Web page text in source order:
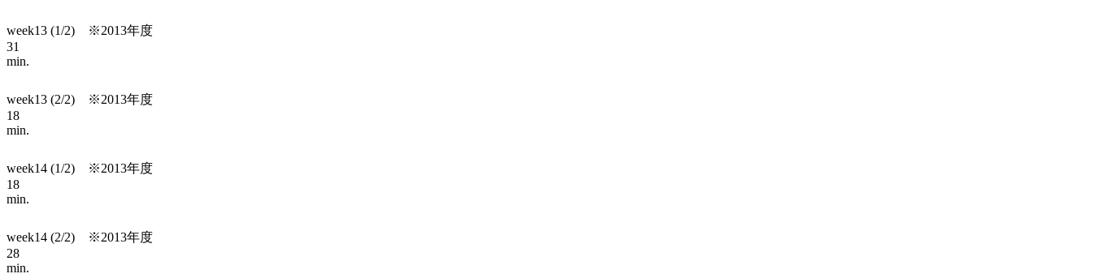
week13 (1/2) ※2013年度
31
min.
week13 (2/2) ※2013年度
18
min.
week14 (1/2) ※2013年度
18
min.
week14 (2/2) ※2013年度
28
min.